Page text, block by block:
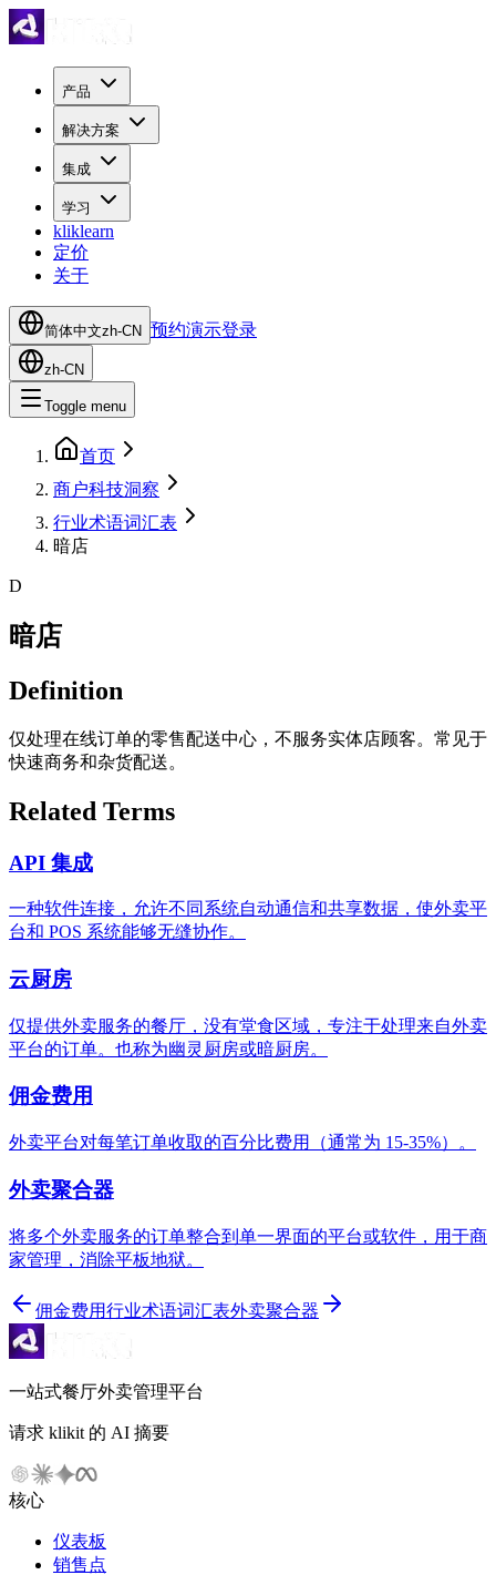
产品
解决方案
集成
学习
kliklearn
定价
关于
简体中文zh-CN 预约演示登录
zh-CN
Toggle menu
首页
商户科技洞察
行业术语词汇表
暗店
D
暗店
Definition
仅处理在线订单的零售配送中心，不服务实体店顾客。常见于
快速商务和杂货配送。
Related Terms
API 集成
一种软件连接，允许不同系统自动通信和共享数据，使外卖平
台和 POS 系统能够无缝协作。
云厨房
仅提供外卖服务的餐厅，没有堂食区域，专注于处理来自外卖
平台的订单。也称为幽灵厨房或暗厨房。
佣金费用
外卖平台对每笔订单收取的百分比费用（通常为 15-35%）。
外卖聚合器
将多个外卖服务的订单整合到单一界面的平台或软件，用于商
家管理，消除平板地狱。
佣金费用行业术语词汇表外卖聚合器
一站式餐厅外卖管理平台
请求 klikit 的 AI 摘要
核心
仪表板
销售点